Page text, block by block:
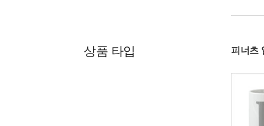
상품 타입 피너츠